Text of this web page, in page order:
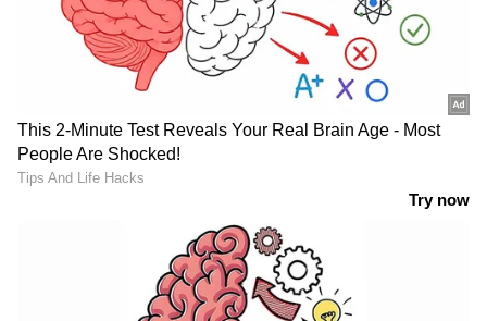
പാകിസ്ഥാനിലേക്ക് പോവാനൊക്കെ അന്ന്
ഇന്ത്യന്‍ ആരാധകര്‍ തന്നെ പറഞ്ഞിരുന്നു.
ഷമിയാണ് തോല്‍പ്പിച്ചതെന്നായിരുന്നു പ്രധാന
ഇന്ത്യയുടെ തോല്‍വി.